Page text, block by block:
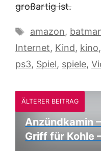
großartig ist.
Schlagwörter
amazon,
Internet, Kind, kino,
ps3, Spiel, spiele,
ÄLTERER BEITRAG
Anzündkamin
Griff für Kohle